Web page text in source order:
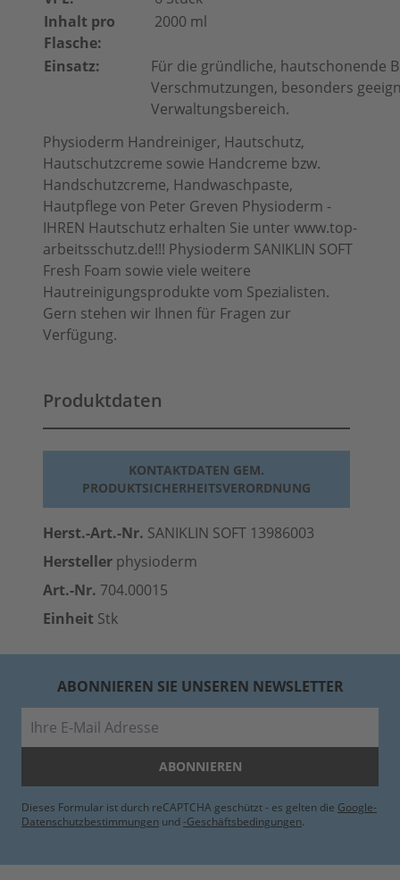
Inhalt pro
Flasche:
2000 ml
Einsatz:
Für die gründliche, hautschonende
Verschmutzungen, besonders
Verwaltungsbereich.
Physioderm Handreiniger, Hautschutz,
Hautschutzcreme sowie Handcreme bzw.
Handschutzcreme, Handwaschpaste,
Hautpflege von Peter Greven Physioderm -
IHREN Hautschutz erhalten Sie unter www.top-
arbeitsschutz.de!!! Physioderm SANIKLIN SOFT
Fresh Foam sowie viele weitere
Hautreinigungsprodukte vom Spezialisten.
Gern stehen wir Ihnen für Fragen zur
Verfügung.
Produktdaten
KONTAKTDATEN GEM.
PRODUKTSICHERHEITSVERORDNUNG
Herst.-Art.-Nr. SANIKLIN SOFT 13986003
Hersteller physioderm
Art.-Nr. 704.00015
Einheit Stk
ABONNIEREN SIE UNSEREN NEWSLETTER
ABONNIEREN
Dieses Formular ist durch reCAPTCHA geschützt - es gelten die Google-
Datenschutzbestimmungen und -Geschäftsbedingungen.